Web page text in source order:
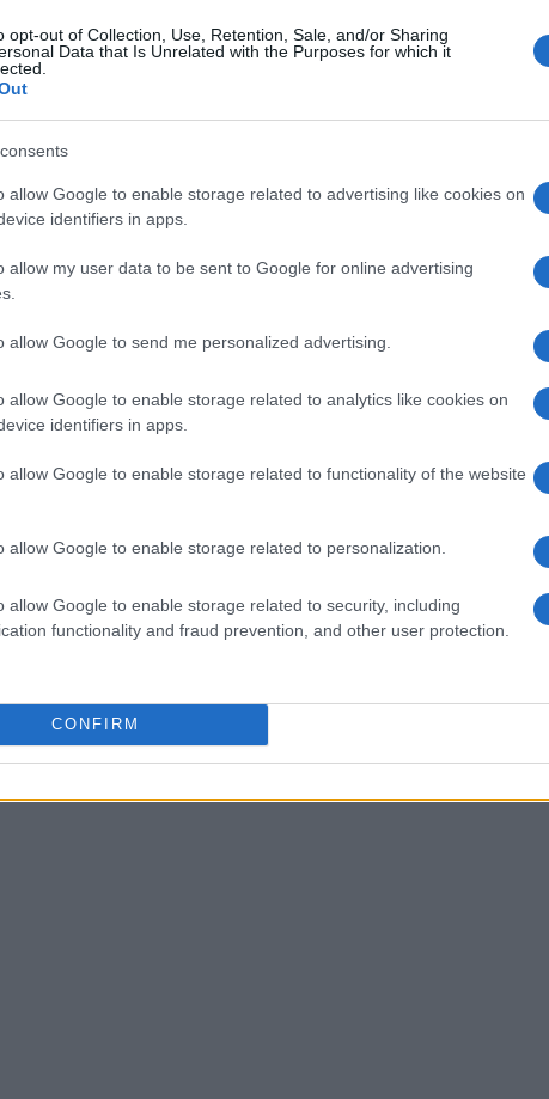
opt-out of Collection, Use, Retention, Sale, and/or Sharing
Data that Is Unrelated with the Purposes for which it
allow Google to enable storage related to advertising like cookies on
identifiers in apps.
allow my user data to be sent to Google for online advertising
allow Google to send me personalized advertising.
allow Google to enable storage related to analytics like cookies on
identifiers in apps.
allow Google to enable storage related to functionality of the website
allow Google to enable storage related to personalization.
allow Google to enable storage related to security, including
functionality and fraud prevention, and other user protection.
CONFIRM
una metamorfosi straordinaria. La
di digitalizzazione già in atto, ma ora, in
è necessario un cambiamento strutturale. Le
per affrontare le complessità del presente
continuo. Secondo il
aggiornare le proprie competenze entro il
del lavoro. Inoltre, il mercato globale
trilioni di dollari entro la fine del decennio.
una leva strategica. Tecnologie come
più accessibile, ma anche più inclusiva e
solo in aula, ma anche in ambienti digitali
degli utenti. Questa rappresenta la
e impatto sociale
, un programma europeo di accelerazione
un vero e proprio ponte tra innovazione
programma si svolgerà a partire da